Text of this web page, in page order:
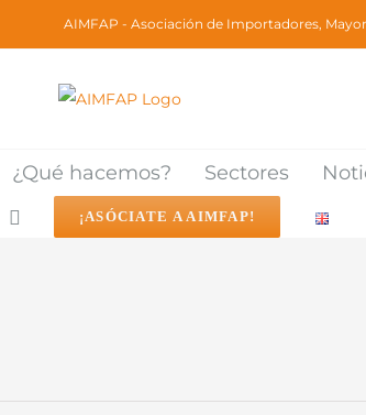
AIMFAP - Asociación de Importadores,
¿Qué hacemos? Sectores
¡ASÓCIATE A AIMFAP!